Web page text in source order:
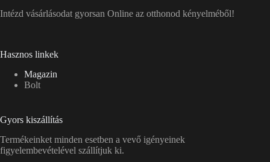
Intézd vásárlásodat gyorsan Online az otthonod kényelméből!
Hasznos linkek
Magazin
Bolt
Gyors kiszállítás
Termékeinket minden esetben a vevő igényeinek
figyelembevételével szállítjuk ki.